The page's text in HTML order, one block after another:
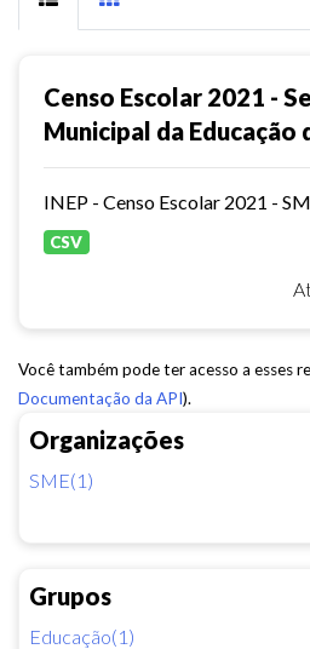
Organizações
SME(1)
Grupos
Educação(1)
Censo Escolar 2021 -
Municipal da Educação
CSV
Você também pode ter acesso a esses
Documentação da API).